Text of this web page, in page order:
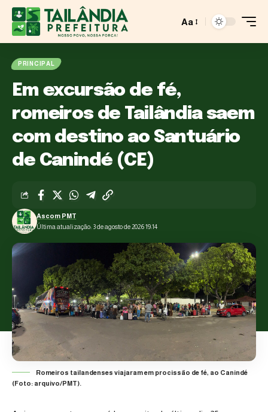
Aa
PRINCIPAL
Em excursão de fé,
romeiros de Tailândia saem
com destino ao Santuário
de Canindé (CE)
Última atualização: 3 de agosto de 2026 19:14
Ascom PMT
Romeiros tailandenses viajaram em procissão de fé, ao Canindé
(Foto: arquivo/PMT).